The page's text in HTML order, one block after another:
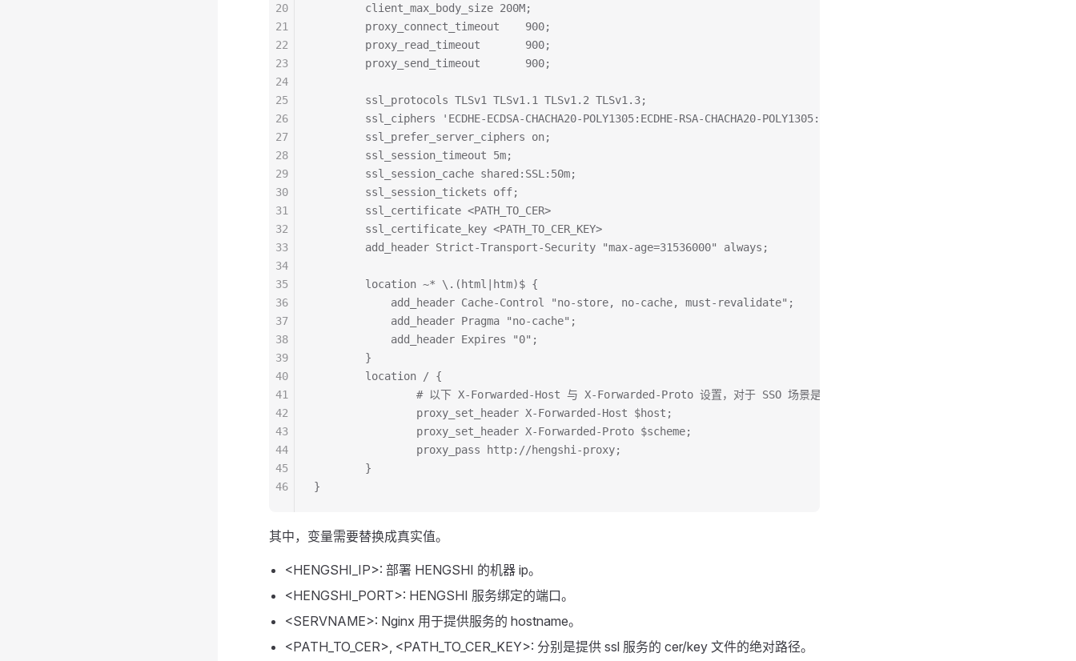
        client_max_body_size 200M;
        proxy_connect_timeout    900;
        proxy_read_timeout       900;
        proxy_send_timeout       900;
        ssl_protocols TLSv1 TLSv1.1 TLSv1.2 TLSv1.3;
ssl_ciphers 'ECDHE-ECDSA-CHACHA20-POLY1305:ECDHE-RSA-CHACHA20-POLY1305:ECDHE-ECDSA-AES128-GCM-SHA256:ECDHE-
        ssl_prefer_server_ciphers on;
        ssl_session_timeout 5m;
        ssl_session_cache shared:SSL:50m;
        ssl_session_tickets off;
        ssl_certificate <PATH_TO_CER>
        ssl_certificate_key <PATH_TO_CER_KEY>
        add_header Strict-Transport-Security "max-age=31536000" always;
        location ~* \.(html|htm)$ {
            add_header Cache-Control "no-store, no-cache, must-revalidate";
            add_header Pragma "no-cache";
            add_header Expires "0";
        }
        location / {
                # 以下 X-Forwarded-Host 与 X-Forwarded-Proto 设置，对于 SSO 场景是必要的，注意不要遗漏!
                proxy_set_header X-Forwarded-Host $host;
                proxy_set_header X-Forwarded-Proto $scheme;
                proxy_pass http://hengshi-proxy;
        }
}
20
21
22
23
24
25
26
27
28
29
30
31
32
33
34
35
36
37
38
39
40
41
42
43
44
45
46
其中，变量需要替换成真实值。
<HENGSHI_IP>: 部署 HENGSHI 的机器 ip。
<HENGSHI_PORT>: HENGSHI 服务绑定的端口。
<SERVNAME>: Nginx 用于提供服务的 hostname。
<PATH_TO_CER>, <PATH_TO_CER_KEY>: 分别是提供 ssl 服务的 cer/key 文件的绝对路径。